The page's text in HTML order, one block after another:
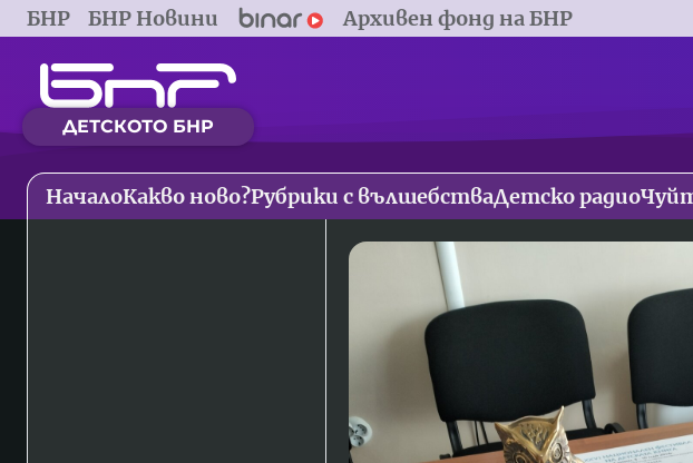
БНР БНР Новини Архивен фонд на БНР
ДЕТСКОТО БНР
НачалоКакво ново?Рубрики с вълшебстваДетско радио